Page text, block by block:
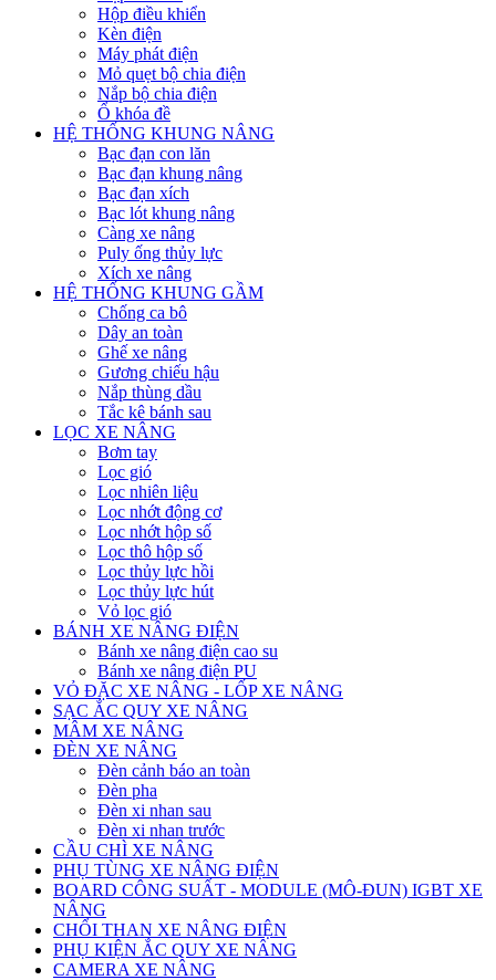
Hộp điều khiển
Kèn điện
Máy phát điện
Mỏ quẹt bộ chia điện
Nắp bộ chia điện
Ổ khóa đề
HỆ THỐNG KHUNG NÂNG
Bạc đạn con lăn
Bạc đạn khung nâng
Bạc đạn xích
Bạc lót khung nâng
Càng xe nâng
Puly ống thủy lực
Xích xe nâng
HỆ THỐNG KHUNG GẦM
Chống ca bô
Dây an toàn
Ghế xe nâng
Gương chiếu hậu
Nắp thùng dầu
Tắc kê bánh sau
LỌC XE NÂNG
Bơm tay
Lọc gió
Lọc nhiên liệu
Lọc nhớt động cơ
Lọc nhớt hộp số
Lọc thô hộp số
Lọc thủy lực hồi
Lọc thủy lực hút
Vỏ lọc gió
BÁNH XE NÂNG ĐIỆN
Bánh xe nâng điện cao su
Bánh xe nâng điện PU
VỎ ĐẶC XE NÂNG - LỐP XE NÂNG
SẠC ẮC QUY XE NÂNG
MÂM XE NÂNG
ĐÈN XE NÂNG
Đèn cảnh báo an toàn
Đèn pha
Đèn xi nhan sau
Đèn xi nhan trước
CẦU CHÌ XE NÂNG
PHỤ TÙNG XE NÂNG ĐIỆN
BOARD CÔNG SUẤT - MODULE (MÔ-ĐUN) IGBT XE
NÂNG
CHỔI THAN XE NÂNG ĐIỆN
PHỤ KIỆN ẮC QUY XE NÂNG
CAMERA XE NÂNG